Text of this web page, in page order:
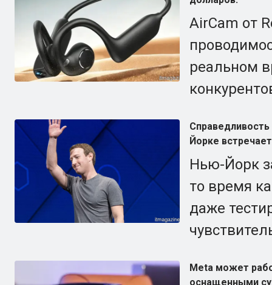
AirCam от
реальном
Йорке
Нью-Йорк
то время
даже
Meta может
оснащенными